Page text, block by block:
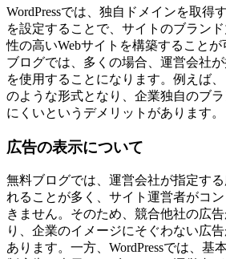
WordPressでは、独自ドメインを取得
を設定することで、サイトのブラン
性の高いWebサイトを構築すること
ブログでは、多くの場合、運営会社
を使用することになります。例えば、
のような形式となり、企業独自のブ
にくいというデメリットがあります。
広告の表示について
無料ブログでは、運営会社が指定す
れることが多く、サイト運営者がコ
きません。そのため、競合他社の広
り、企業のイメージにそぐわない広
あります。一方、WordPressでは、基